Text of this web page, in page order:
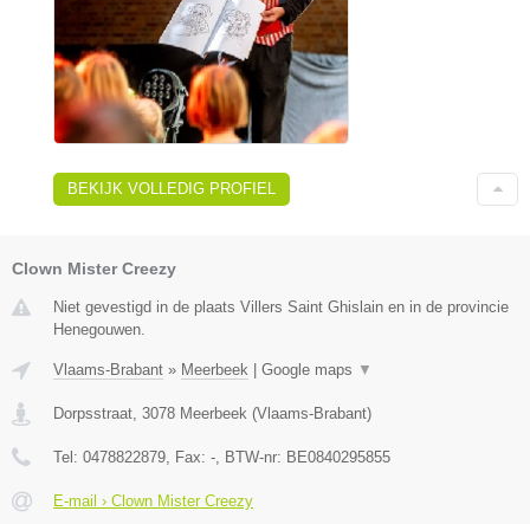
BEKIJK VOLLEDIG PROFIEL
Clown Mister Creezy
Niet gevestigd in de plaats Villers Saint Ghislain en in de provincie
Henegouwen.
Vlaams-Brabant » Meerbeek Google maps ▼
Dorpsstraat, 3078 Meerbeek (Vlaams-Brabant)
Tel: 0478822879, Fax: -, BTW-nr: BE0840295855
E-mail › Clown Mister Creezy